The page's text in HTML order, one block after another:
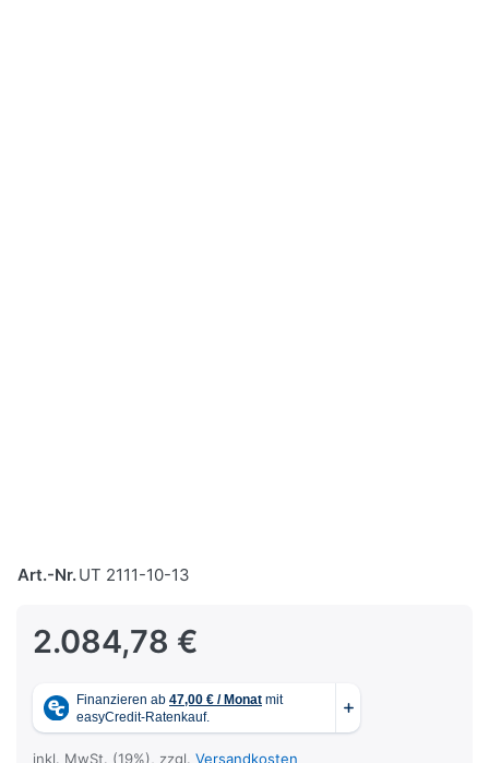
Art.-Nr.UT 2111-10-13
2.084,78 €
inkl. MwSt. (19%), zzgl. Versandkosten